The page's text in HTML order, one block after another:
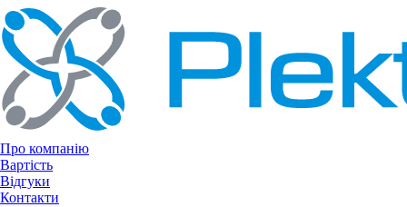
Про компанію
Вартість
Відгуки
Контакти